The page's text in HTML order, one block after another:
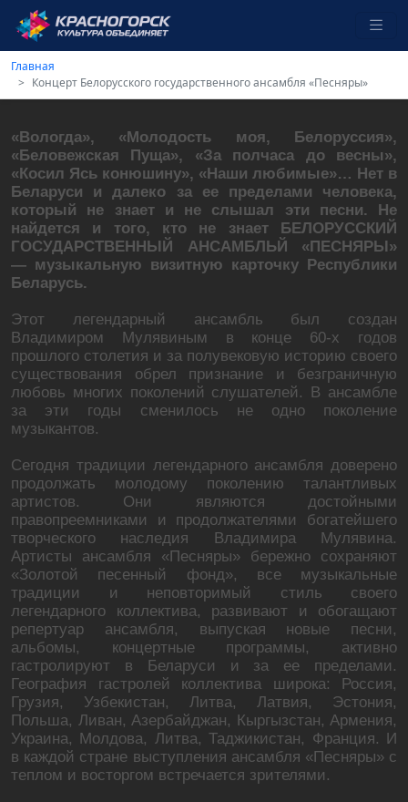
Главная
Концерт Белорусского государственного ансамбля «Песняры»
«Вологда», «Молодость моя, Белоруссия»,
«Беловежская Пуща», «За полчаса до весны»,
«Косил Ясь конюшину», «Наши любимые»… Нет в
Беларуси и далеко за ее пределами человека,
который не знает и не слышал эти песни. Не
найдется и того, кто не знает БЕЛОРУССКИЙ
ГОСУДАРСТВЕННЫЙ АНСАМБЛЬЙ «ПЕСНЯРЫ»
— музыкальную визитную карточку Республики
Беларусь.
Этот легендарный ансамбль был создан
Владимиром Мулявиным в конце 60-х годов
прошлого столетия и за полувековую историю своего
существования обрел признание и безграничную
любовь многих поколений слушателей. В ансамбле
за эти годы сменилось не одно поколение
музыкантов.
Сегодня традиции легендарного ансамбля доверено
продолжать молодому поколению талантливых
артистов. Они являются достойными
правопреемниками и продолжателями богатейшего
творческого наследия Владимира Мулявина.
Артисты ансамбля «Песняры» бережно сохраняют
«Золотой песенный фонд», все музыкальные
традиции и неповторимый стиль своего
легендарного коллектива, развивают и обогащают
репертуар ансамбля, выпуская новые песни,
альбомы, концертные программы, активно
гастролируют в Беларуси и за ее пределами.
География гастролей коллектива широка: Россия,
Грузия, Узбекистан, Литва, Латвия, Эстония,
Польша, Ливан, Азербайджан, Кыргызстан, Армения,
Украина, Молдова, Литва, Таджикистан, Франция. И
в каждой стране выступления ансамбля «Песняры» с
теплом и восторгом встречается зрителями.